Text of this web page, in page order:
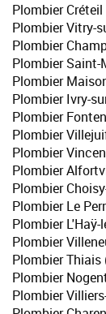
Plombier
Plombier Vitry-
Plombier
Plombier Saint-
Plombier
Plombier Ivry-
Plombier
Plombier
Plombier
Plombier
Plombier
Plombier Le
Plombier
Plombier
Plombier Thiais
Plombier
Plombier